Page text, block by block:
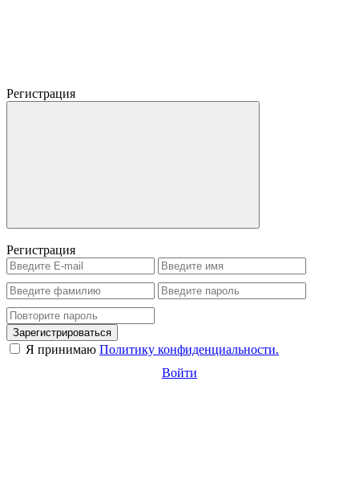
Регистрация
Регистрация
Зарегистрироваться
Я принимаю Политику конфиденциальности.
Войти